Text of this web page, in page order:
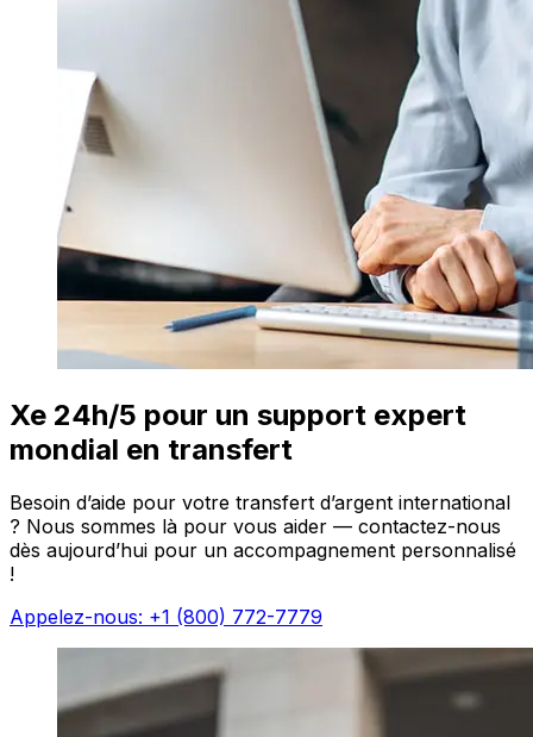
Xe 24h/5 pour un support expert
mondial en transfert
Besoin d’aide pour votre transfert d’argent international
? Nous sommes là pour vous aider — contactez-nous
dès aujourd’hui pour un accompagnement personnalisé
!
Appelez-nous: +1 (800) 772-7779